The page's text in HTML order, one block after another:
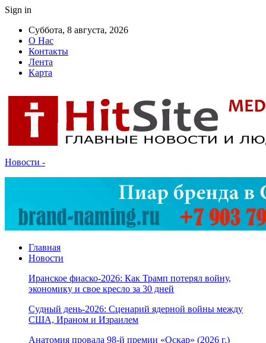
Sign in
Суббота, 8 августа, 2026
О Нас
Контакты
Лента
Карта
Новости -
Главная
Новости
Иранское фиаско-2026: Как Трамп потерял войну,
экономику и свое кресло за 30 дней
Судный день-2026: Сценарий ядерной войны между
США, Ираном и Израилем
Анатомия провала 98-й премии «Оскар» (2026 г.)